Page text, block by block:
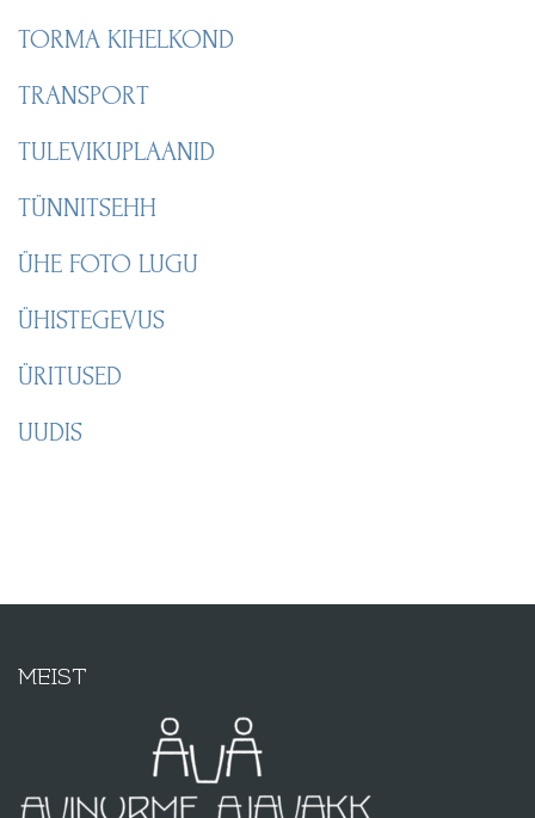
TORMA KIHELKOND
TRANSPORT
TULEVIKUPLAANID
TÜNNITSEHH
ÜHE FOTO LUGU
ÜHISTEGEVUS
ÜRITUSED
UUDIS
MEIST